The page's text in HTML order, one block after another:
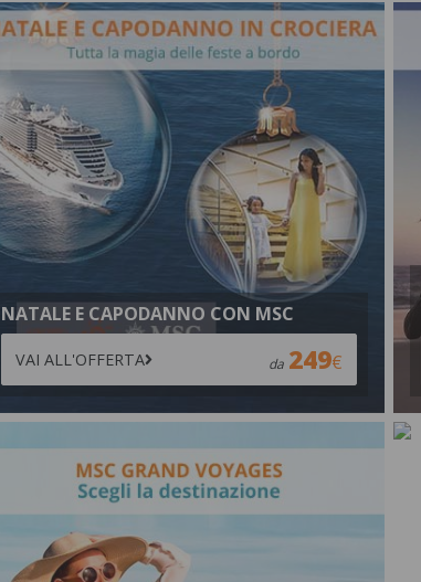
NATALE E CAPODANNO CON MSC
VAI ALL'OFFERTA da 249